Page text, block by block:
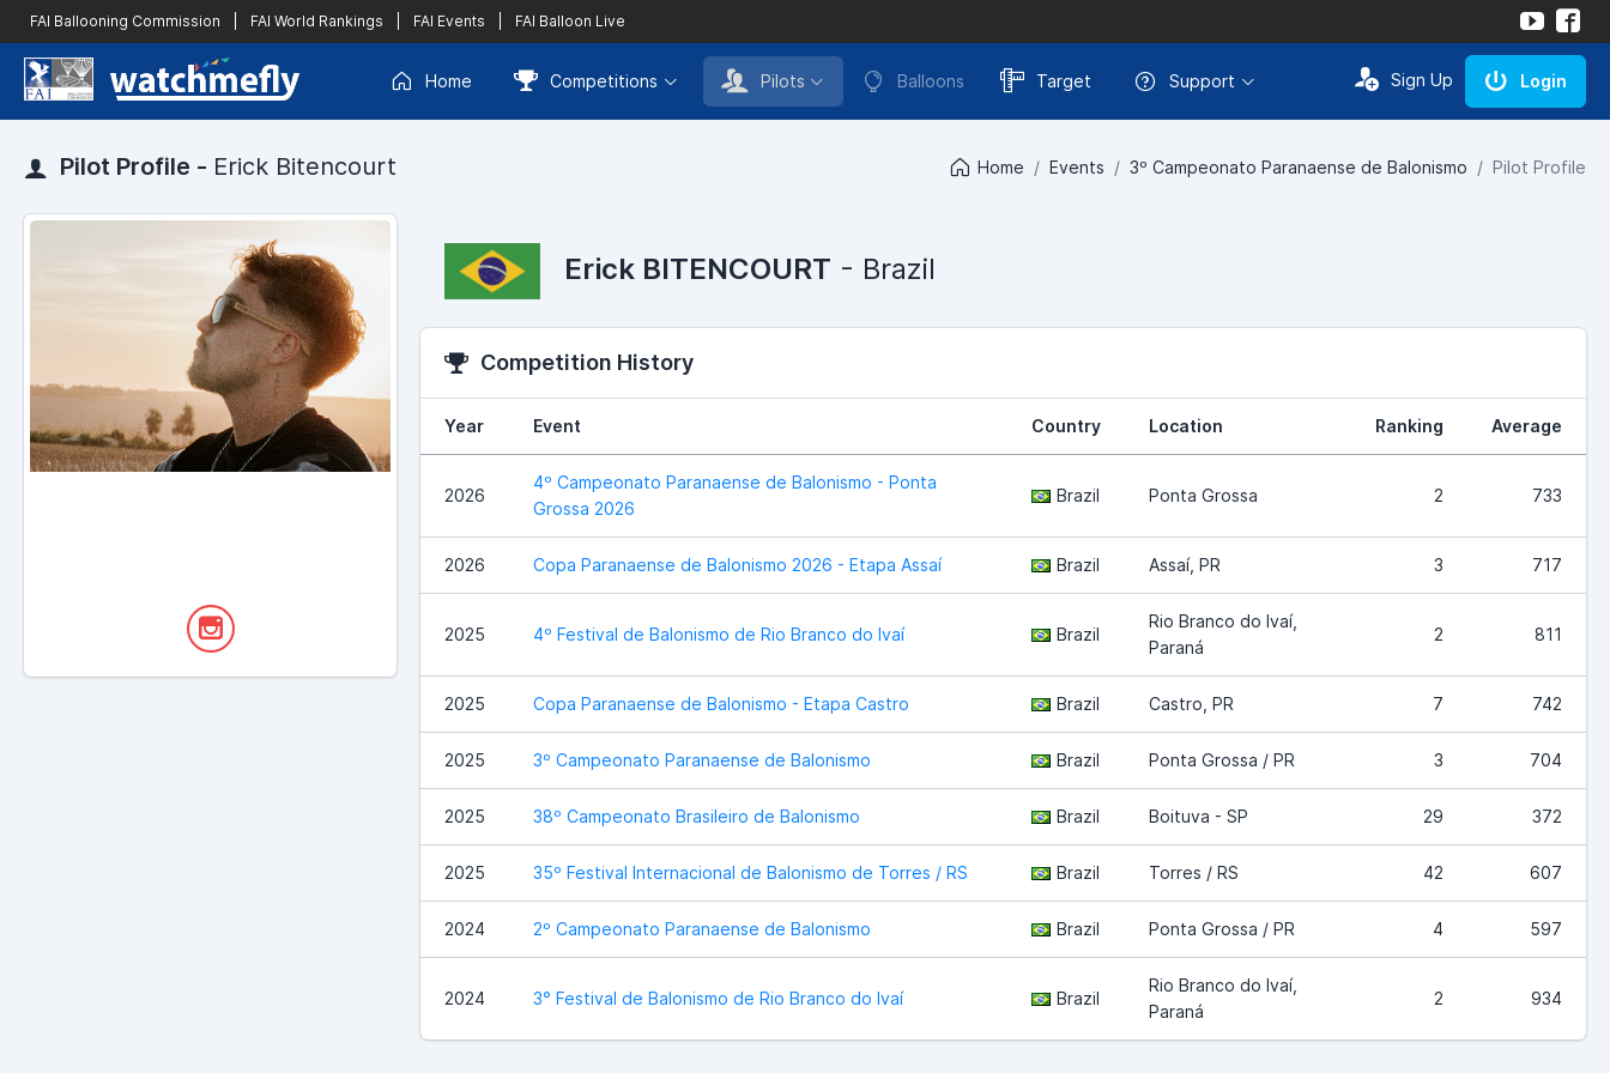
FAI Ballooning Commission FAI World Rankings FAI Events FAI Balloon Live
Home Competitions Pilots Balloons Target Support Sign Up Login
Pilot Profile - Erick Bitencourt Home Events 3º Campeonato Paranaense de Balonismo Pilot Profile
Erick BITENCOURT - Brazil
Competition History
Year Event Country Location Ranking Average
2026
4º Campeonato Paranaense de Balonismo - Ponta
Grossa 2026
Brazil Ponta Grossa 2 733
2026 Copa Paranaense de Balonismo 2026 - Etapa Assaí Brazil Assaí, PR 3 717
2025 4º Festival de Balonismo de Rio Branco do Ivaí Brazil
Rio Branco do Ivaí,
Paraná
2 811
2025 Copa Paranaense de Balonismo - Etapa Castro Brazil Castro, PR 7 742
2025 3º Campeonato Paranaense de Balonismo Brazil Ponta Grossa / PR 3 704
2025 38º Campeonato Brasileiro de Balonismo Brazil Boituva - SP 29 372
2025 35º Festival Internacional de Balonismo de Torres / RS Brazil Torres / RS 42 607
2024 2º Campeonato Paranaense de Balonismo Brazil Ponta Grossa / PR 4 597
2024 3° Festival de Balonismo de Rio Branco do Ivaí Brazil
Rio Branco do Ivaí,
Paraná
2 934